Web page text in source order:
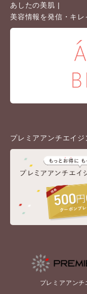
あしたの美肌 |
美容情報を発信・キ
プレミアアンチエイジ
プレミアアン